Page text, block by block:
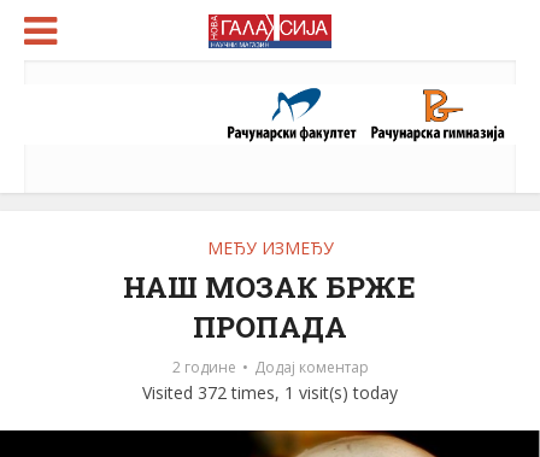
МЕЂУ ИЗМЕЂУ
НАШ МОЗАК БРЖЕ
ПРОПАДА
2 године Додај коментар
Visited 372 times, 1 visit(s) today